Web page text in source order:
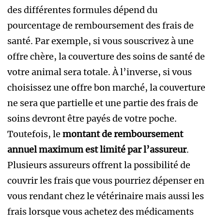
des différentes formules dépend du
pourcentage de remboursement des frais de
santé. Par exemple, si vous souscrivez à une
offre chère, la couverture des soins de santé de
votre animal sera totale. À l’inverse, si vous
choisissez une offre bon marché, la couverture
ne sera que partielle et une partie des frais de
soins devront être payés de votre poche.
Toutefois, le montant de remboursement
annuel maximum est limité par l’assureur.
Plusieurs assureurs offrent la possibilité de
couvrir les frais que vous pourriez dépenser en
vous rendant chez le vétérinaire mais aussi les
frais lorsque vous achetez des médicaments